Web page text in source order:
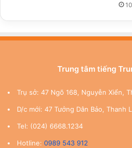
Trung tâm tiếng
Trụ sở: 47 Ngõ 168, Nguyễn Xiển,
D/c mới: 47 Tưởng Dân Bảo, Thanh
Tel: (024) 6668.1234
Hotline: 0989 543 912